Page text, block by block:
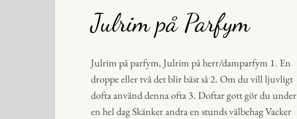
Julrim på Parfym
Julrim på parfym, Julrim på herr/damparfym 1. En
droppe eller två det blir bäst så 2. Om du vill ljuvligt
dofta använd denna ofta 3. Doftar gott gör du under
en hel dag Skänker andra en stunds välbehag Vacker